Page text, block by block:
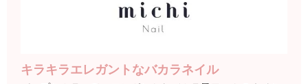
キラキラエレガントなバカラネイル